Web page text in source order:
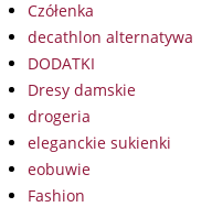
Czółenka
decathlon alternatywa
DODATKI
Dresy damskie
drogeria
eleganckie sukienki
eobuwie
Fashion